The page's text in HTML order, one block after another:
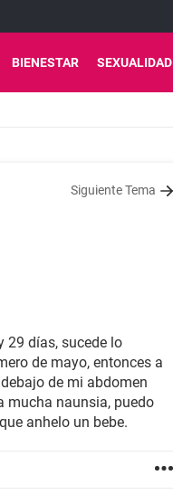
BIENESTAR SEXUALIDAD
Siguiente Tema
29 días, sucede lo
de mayo, entonces a
de mi abdomen
mucha naunsia, puedo
anhelo un bebe.